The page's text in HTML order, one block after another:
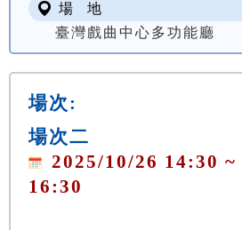
場 地
臺灣戲曲中心多功能廳
場次:
場次二
2025/10/26 14:30 ~
16:30